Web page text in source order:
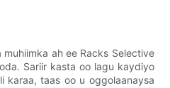
ah ee Racks Selective
Sariir kasta oo lagu kaydiyo
karaa, taas oo u oggolaanaysa